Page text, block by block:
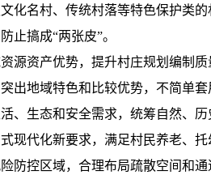
化名村、传统村落等特色保护类
止搞成“两张皮”。
源资产优势，提升村庄规划编制
出地域特色和比较优势，不简单
、生态和安全需求，统筹自然、
现代化新要求，满足村民养老、
防控区域，合理布局疏散空间和